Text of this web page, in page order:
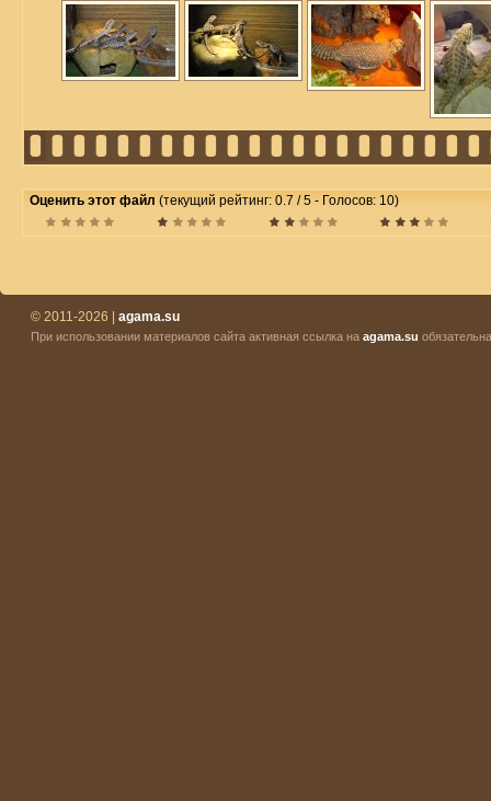
Оценить этот файл (текущий рейтинг: 0.7 / 5 - Голосов: 10)
© 2011-2026 | agama.su
При использовании материалов сайта активная ссылка на agama.su